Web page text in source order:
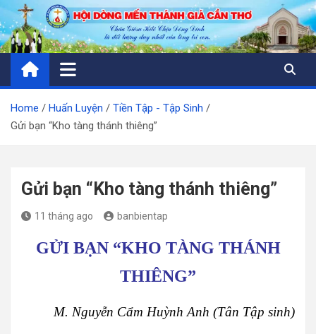
Skip
to
content
Home Huấn Luyện
Tiền Tập - Tập Sinh
Gửi bạn “Kho tàng thánh thiêng”
Gửi bạn “Kho tàng thánh thiêng”
11 tháng ago banbientap
GỬI BẠN “KHO TÀNG THÁNH
THIÊNG”
M. Nguyễn Cẩm Huỳnh Anh (Tân Tập sinh)